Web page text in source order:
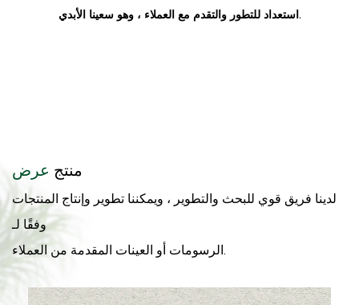
استعداد للتطور والتقدم مع العملاء ، وهو سعينا الأبدي.
منتج عرض
لدينا فريق قوي للبحث والتطوير ، ويمكننا تطوير وإنتاج المنتجات
وفقًا لـ
الرسومات أو العينات المقدمة من العملاء.